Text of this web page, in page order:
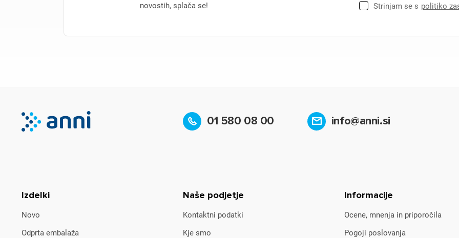
novostih, splača se!
Strinjam se s politiko
01 580 08 00 info@anni.si
Izdelki
Novo
Odprta embalaža
Naše podjetje
Kontaktni podatki
Kje smo
Informacije
Ocene, mnenja in priporočila
Pogoji poslovanja